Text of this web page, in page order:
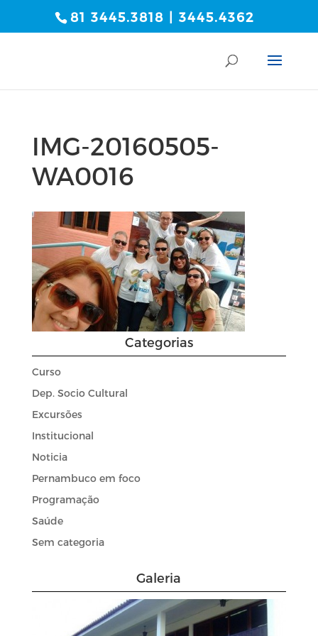
81 3445.3818 | 3445.4362
IMG-20160505-
WA0016
Categorias
Curso
Dep. Socio Cultural
Excursões
Institucional
Noticia
Pernambuco em foco
Programação
Saúde
Sem categoria
Galeria